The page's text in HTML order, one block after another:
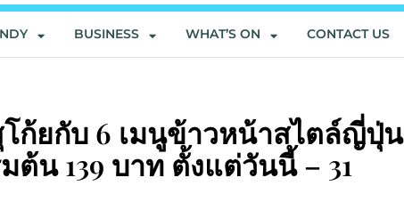
BUSINESS WHAT’S ON CONTACT US
ก้ยกับ 6 เมนูข้าวหน้าสไตล์ญี่ปุ่น
ต้น 139 บาท ตั้งแต่วันนี้ – 31